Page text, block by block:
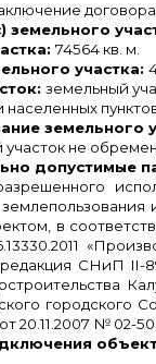
74564 кв. м.
участка:
земельный
населенных
земельного
не
допустимые
в
редакция СНиП II-
городского
20.11.2007 № 02-